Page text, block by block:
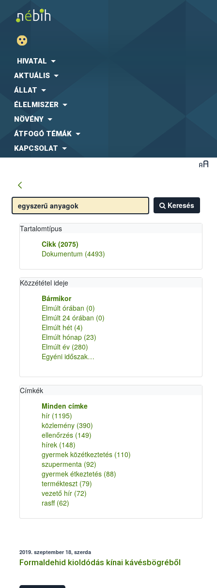
HIVATAL
AKTUÁLIS
ÁLLAT
ÉLELMISZER
NÖVÉNY
ÁTFOGÓ TÉMÁK
KAPCSOLAT
Keresés
Tartalomtípus
Cikk (2075)
Dokumentum (4493)
Közzététel ideje
Bármikor
Elmúlt órában (0)
Elmúlt 24 órában (0)
Elmúlt hét (4)
Elmúlt hónap (23)
Elmúlt év (280)
Egyéni időszak…
Címkék
Minden címke
hír (1195)
közlemény (390)
ellenőrzés (149)
hírek (148)
gyermek közétkeztetés (110)
szupermenta (92)
gyermek étkeztetés (88)
termékteszt (79)
vezető hír (72)
rasff (62)
2019. szeptember 18, szerda
Formaldehid kioldódás kínai kávésbögréből